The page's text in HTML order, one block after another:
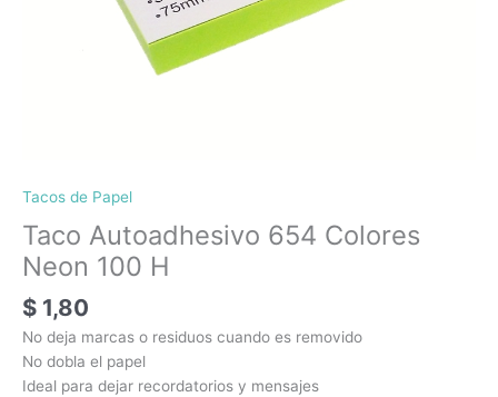
Tacos de Papel
Taco Autoadhesivo 654 Colores
Neon 100 H
$ 1,80
No deja marcas o residuos cuando es removido
No dobla el papel
Ideal para dejar recordatorios y mensajes